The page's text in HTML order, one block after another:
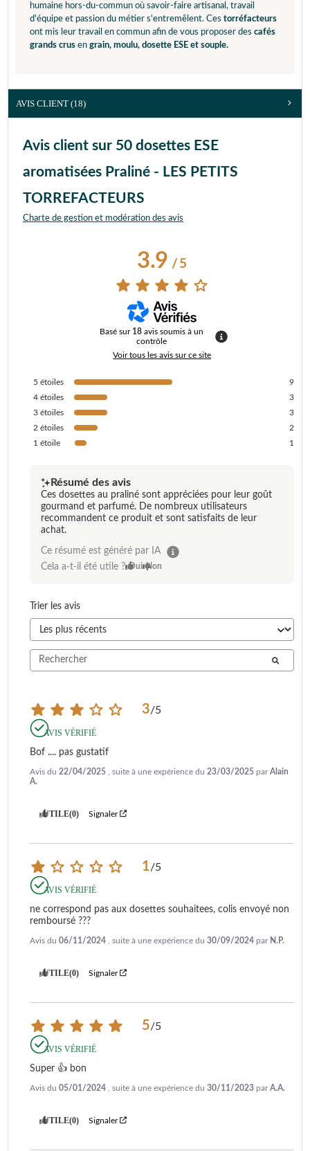
humaine hors-du-commun où savoir-faire artisanal, travail
d'équipe et passion du métier s'entremêlent. Ces torréfacteurs
ont mis leur travail en commun afin de vous proposer des cafés
grands crus en grain, moulu, dosette ESE et souple.
AVIS CLIENT (18)
Avis client sur 50 dosettes ESE
aromatisées Praliné - LES PETITS
TORREFACTEURS
Charte de gestion et modération des avis
3.9/ 5
Basé sur 18 avis soumis à un
contrôle
Voir tous les avis sur ce site
5 étoiles
9
4 étoiles
3
3 étoiles
3
2 étoiles
2
1 étoile 1
Résumé des avis
Ces dosettes au praliné sont appréciées pour leur goût
gourmand et parfumé. De nombreux utilisateurs
recommandent ce produit et sont satisfaits de leur
achat.
Ce résumé est généré par IA
Cela a-t-il été utile ? Oui Non
Trier les avis
3/5
AVIS VÉRIFIÉ
Bof .... pas gustatif
Avis du 22/04/2025 , suite à une expérience du 23/03/2025 parAlain
A.
UTILE(0) Signaler
1/5
AVIS VÉRIFIÉ
ne correspond pas aux dosettes souhaitees, colis envoyé non
remboursé ???
Avis du 06/11/2024 , suite à une expérience du 30/09/2024 par N.P.
UTILE(0) Signaler
5/5
AVIS VÉRIFIÉ
Super 👍 bon
Avis du 05/01/2024 , suite à une expérience du 30/11/2023 parA.A.
UTILE(0) Signaler